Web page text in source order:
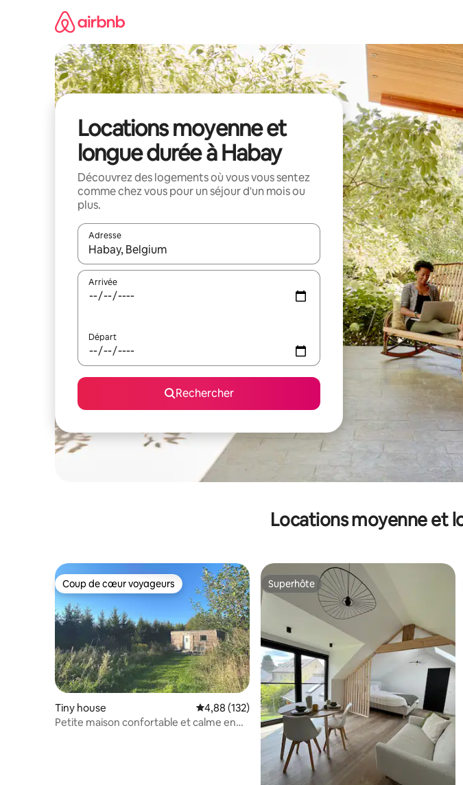
Locations moyenne et
longue durée à Habay
Découvrez des logements où vous vous sentez
comme chez vous pour un séjour d'un mois ou
plus.
Adresse
Lorsque les résultats s'affichent, utilisez les flèches vers le haut et vers le bas pour
Arrivée
Départ
Rechercher
Locations moyenne et
Coup de cœur voyageurs
Coup de cœur voyageurs
Tiny house Évaluation moyenne sur la base de 132 commentaires :
4,88 (132)
Petite maison confortable et calme en
Superhôte
Superhôte